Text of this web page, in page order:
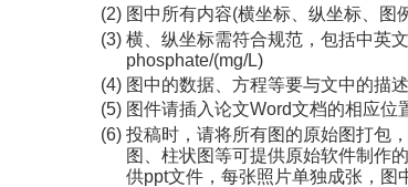
(2) 图中所有内容(横坐标、纵坐标、图
(3) 横、纵坐标需符合规范，包括中英
phosphate/(mg/L)
(4) 图中的数据、方程等要与文中的描述
(5) 图件请插入论文Word文档的相应位
(6) 投稿时， 请将所有图的原始图打包
图、柱状图等可提供原始软件制作
供ppt文件，每张照片单独成张，图